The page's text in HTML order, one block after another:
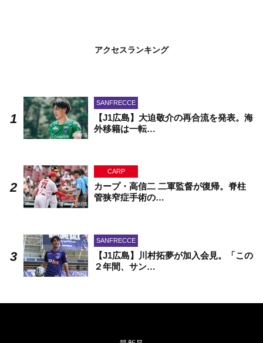
アクセスランキング
SANFRECCE
【J1広島】大迫敬介の再合流を発表。海
外移籍は一転…
CARP
カープ・高信二 二軍監督が復帰。脊柱
管狭窄症手術の…
SANFRECCE
【J1広島】川村拓夢が加入会見。「この
２年間、サン…